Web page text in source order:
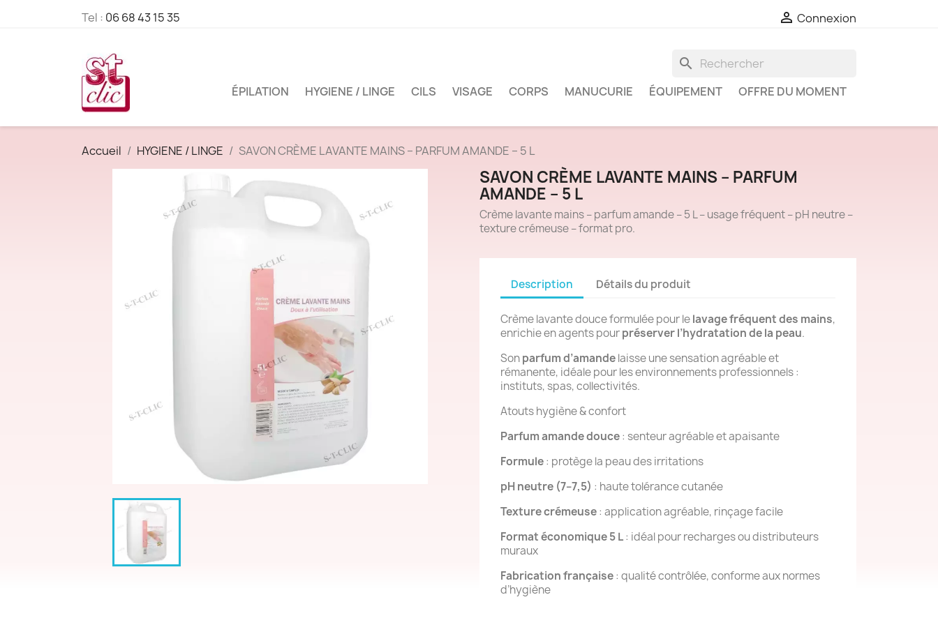
Tel : 06 68 43 15 35  Connexion
search
ÉPILATION HYGIENE / LINGE CILS VISAGE CORPS MANUCURIE ÉQUIPEMENT OFFRE DU MOMENT
Accueil HYGIENE / LINGE SAVON CRÈME LAVANTE MAINS – PARFUM AMANDE – 5 L
SAVON CRÈME LAVANTE MAINS – PARFUM
AMANDE – 5 L
Crème lavante mains – parfum amande – 5 L – usage fréquent – pH neutre –
texture crémeuse – format pro.
Description Détails du produit
Crème lavante douce formulée pour lelavage fréquent des mains,
enrichie en agents pourpréserver l’hydratation de la peau.
Sonparfum d’amandelaisse une sensation agréable et
rémanente, idéale pour les environnements professionnels :
instituts, spas, collectivités.
Atouts hygiène & confort
Parfum amande douce: senteur agréable et apaisante
Formule: protège la peau des irritations
pH neutre (7–7,5) : haute tolérance cutanée
Texture crémeuse: application agréable, rinçage facile
Format économique 5 L: idéal pour recharges ou distributeurs
muraux
Fabrication française: qualité contrôlée, conforme aux normes
d’hygiène